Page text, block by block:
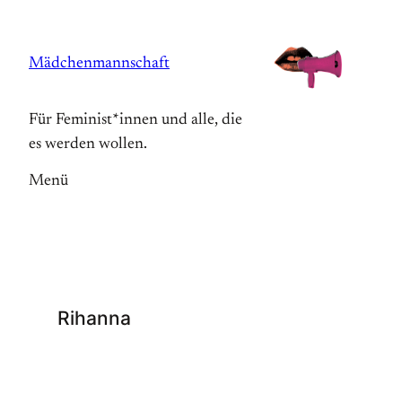
springen
Mädchenmannschaft
Für Feminist*innen und alle, die
es werden wollen.
Menü
Rihanna